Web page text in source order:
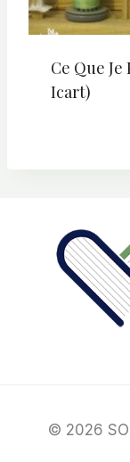
Ce Que
Icart)
© 2026